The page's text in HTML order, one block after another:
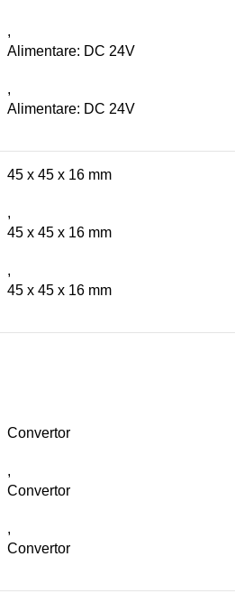
,
Alimentare: DC 24V
,
Alimentare: DC 24V
45 x 45 x 16 mm
,
45 x 45 x 16 mm
,
45 x 45 x 16 mm
Convertor
,
Convertor
,
Convertor